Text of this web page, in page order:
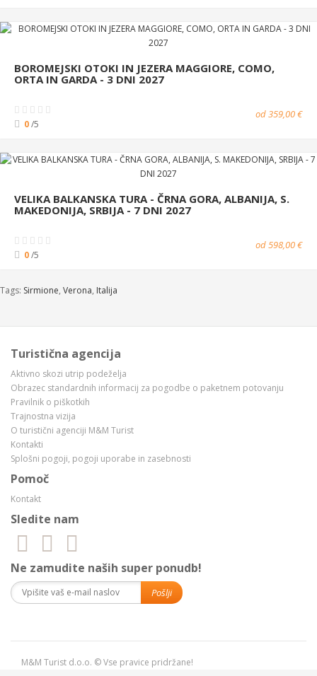
BOROMEJSKI OTOKI IN JEZERA MAGGIORE, COMO,
ORTA IN GARDA - 3 DNI 2027
0/5
od 359,00 €
VELIKA BALKANSKA TURA - ČRNA GORA, ALBANIJA, S.
MAKEDONIJA, SRBIJA - 7 DNI 2027
0/5
od 598,00 €
Tags: Sirmione, Verona, Italija
Turistična agencija
Aktivno skozi utrip podeželja
Obrazec standardnih informacij za pogodbe o paketnem potovanju
Pravilnik o piškotkih
Trajnostna vizija
O turistični agenciji M&M Turist
Kontakti
Splošni pogoji, pogoji uporabe in zasebnosti
Pomoč
Kontakt
Sledite nam
Ne zamudite naših super ponudb!
M&M Turist d.o.o. © Vse pravice pridržane!